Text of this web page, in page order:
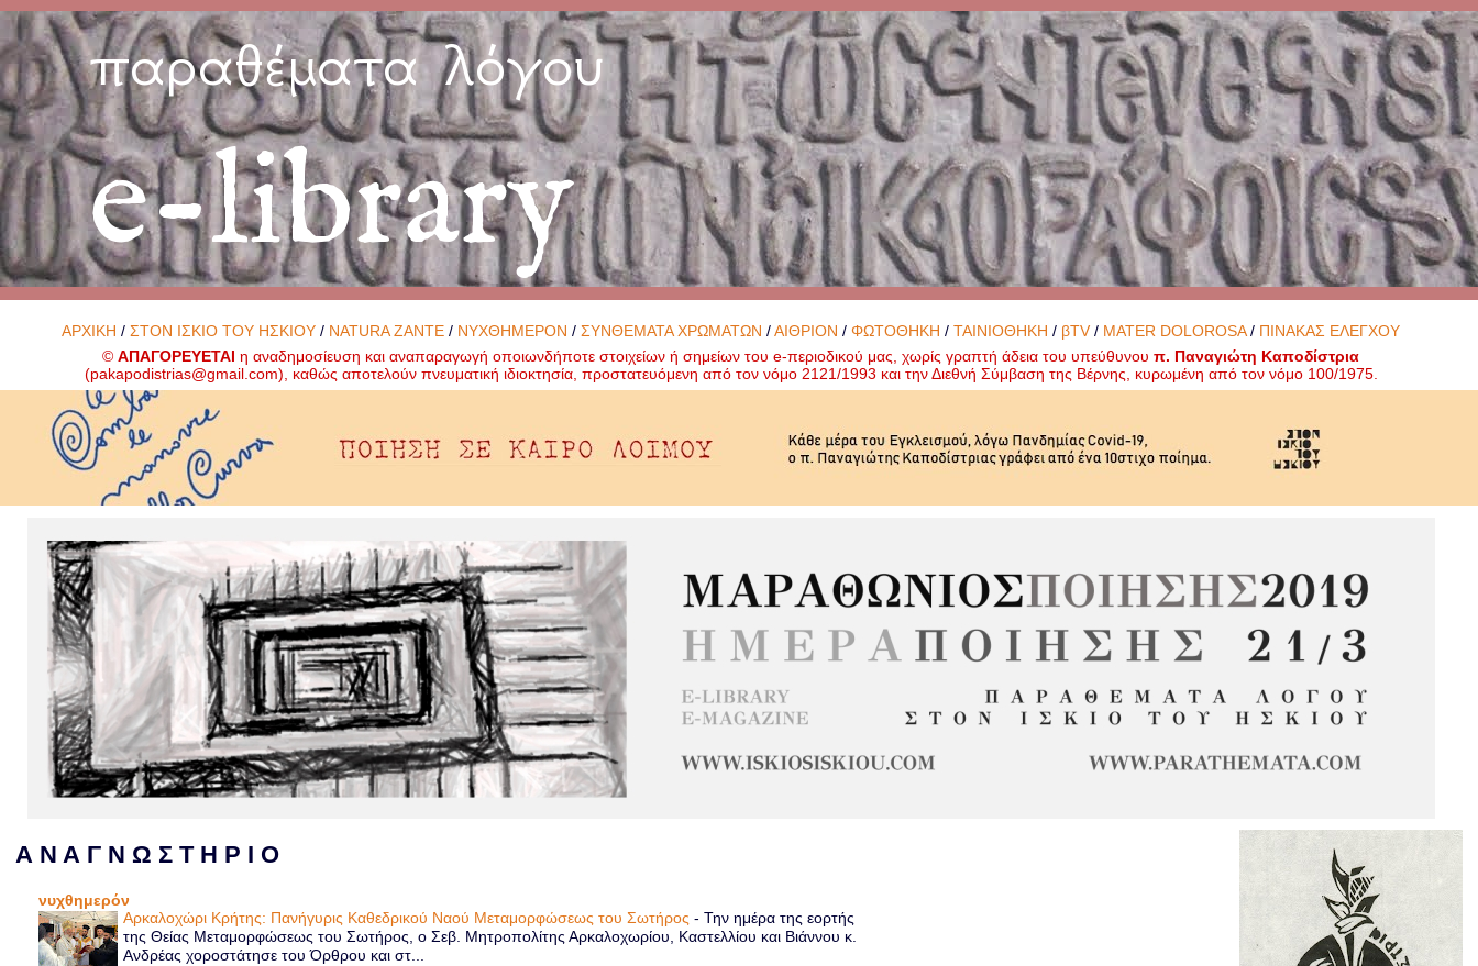
παραθέματα λόγου
e-library
ΑΡΧΙΚΗ /ΣΤΟΝ ΙΣΚΙΟ ΤΟΥ ΗΣΚΙΟΥ / NATURA ZANTE / ΝΥΧΘΗΜΕΡΟΝ /ΣΥΝΘΕΜΑΤΑ ΧΡΩΜΑΤΩΝ /ΑΙΘΡΙΟΝ /ΦΩΤΟΘΗΚΗ /ΤΑΙΝΙΟΘΗΚΗ / βTV / MATER DOLOROSA/ ΠΙΝΑΚΑΣ ΕΛΕΓΧΟΥ
©ΑΠΑΓΟΡΕΥΕΤΑΙ η αναδημοσίευση και αναπαραγωγή οποιωνδήποτε στοιχείων ή σημείων του e-περιοδικού μας, χωρίς γραπτή άδεια του υπεύθυνουπ. Παναγιώτη Καποδίστρια
(pakapodistrias@gmail.com), καθώς αποτελούν πνευματική ιδιοκτησία, προστατευόμενη από τον νόμο 2121/1993 και την Διεθνή Σύμβαση της Βέρνης, κυρωμένη από τον νόμο 100/1975.
Α Ν Α Γ Ν Ω Σ Τ Η Ρ Ι Ο
νυχθημερόν
Αρκαλοχώρι Κρήτης: Πανήγυρις Καθεδρικού Ναού Μεταμορφώσεως του Σωτήρος-Την ημέρα της εορτής
της Θείας Μεταμορφώσεως του Σωτήρος, ο Σεβ. Μητροπολίτης Αρκαλοχωρίου, Καστελλίου και Βιάννου κ.
Ανδρέας χοροστάτησε του Όρθρου και στ...